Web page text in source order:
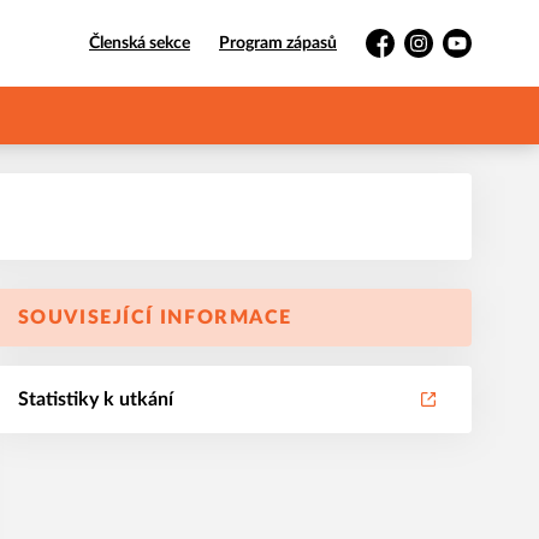
Členská sekce Program zápasů
FacebookInstagramYouTube
SOUVISEJÍCÍ INFORMACE
Statistiky k utkání